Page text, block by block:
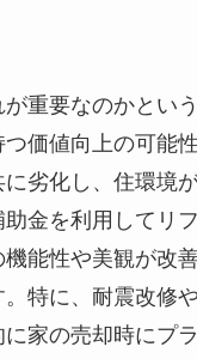
重要なのかとい
価値向上の可能
劣化し、住環境
金を利用してリ
能性や美観が改
特に、耐震改修
家の売却時にプ